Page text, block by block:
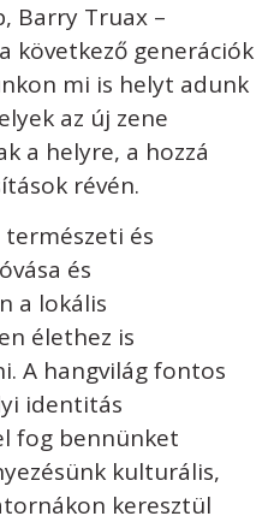
Barry Truax –
következő generációk
mi is helyt adunk
az új zene
a helyre, a hozzá
révén.
és
és
a lokális
élethez is
A hangvilág fontos
identitás
fog bennünket
kulturális,
keresztül